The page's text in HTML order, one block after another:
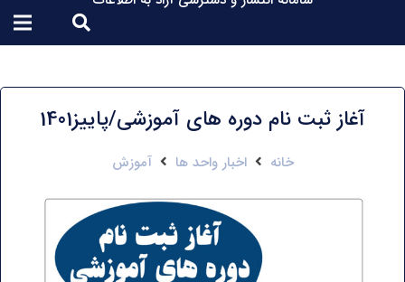
آغاز ثبت نام دوره های آموزشی/پاییز1401
خانه اخبار واحد ها آموزش